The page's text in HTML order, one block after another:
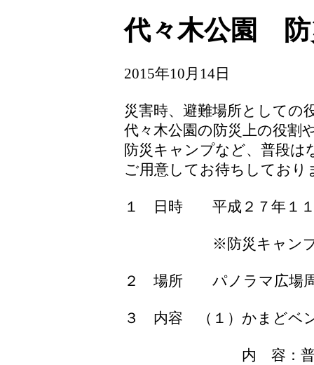
代々木公園 防
2015年10月14日
災害時、避難場所としての
代々木公園の防災上の役割
防災キャンプなど、普段
ご用意してお待ちしており
１ 日時 平成２７年１１
※防災キャンプは、１
２ 場所 パノラマ広場
３ 内容 （１）かまどベ
内 容：普段はベン